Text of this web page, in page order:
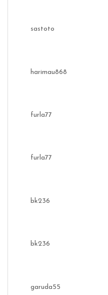
sastoto
harimau868
furla77
furla77
bk236
bk236
garuda55